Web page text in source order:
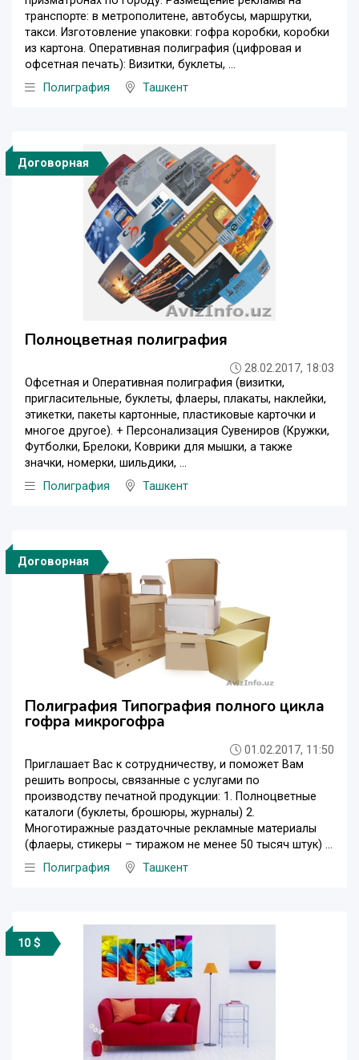
транспорте: в метрополитене, автобусы, маршрутки,
такси. Изготовление упаковки: гофра коробки, коробки
из картона. Оперативная полиграфия (цифровая и
офсетная печать): Визитки, буклеты, ...
Полиграфия
Ташкент
Договорная
Полноцветная полиграфия
28.02.2017, 18:03
Офсетная и Оперативная полиграфия (визитки,
пригласительные, буклеты, флаеры, плакаты, наклейки,
этикетки, пакеты картонные, пластиковые карточки и
многое другое). + Персонализация Сувениров (Кружки,
Футболки, Брелоки, Коврики для мышки, а также
значки, номерки, шильдики, ...
Полиграфия
Ташкент
Договорная
Полиграфия Типография полного цикла
гофра микрогофра
01.02.2017, 11:50
Приглашает Вас к сотрудничеству, и поможет Вам
решить вопросы, связанные с услугами по
производству печатной продукции: 1. Полноцветные
каталоги (буклеты, брошюры, журналы) 2.
Многотиражные раздаточные рекламные материалы
(флаеры, стикеры – тиражом не менее 50 тысяч штук) ...
Полиграфия
Ташкент
10 $